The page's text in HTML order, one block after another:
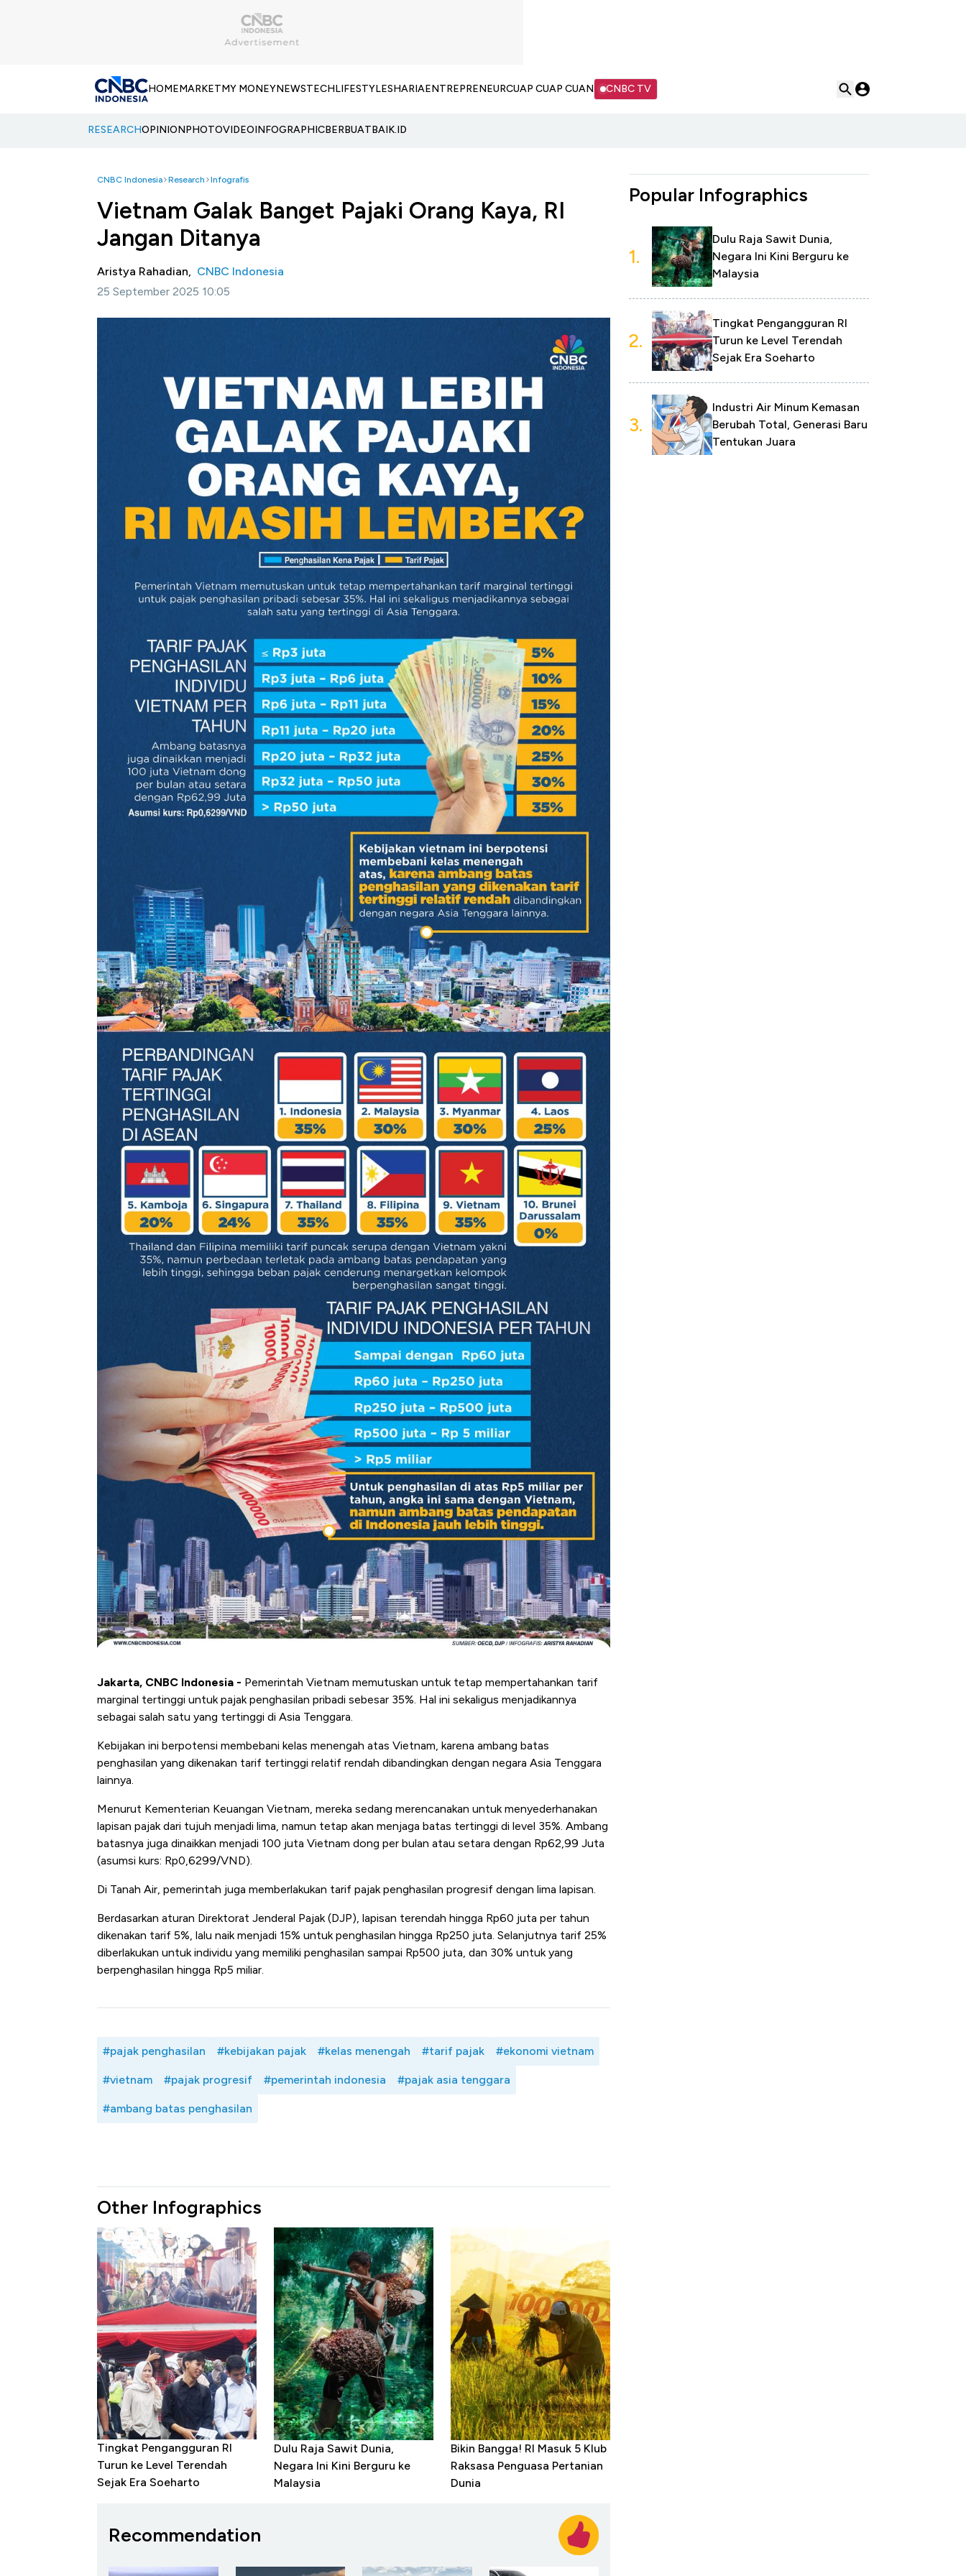
HOMEMARKETMY MONEYNEWSTECHLIFESTYLESHARIAENTREPRENEURCUAP CUAP CUAN CNBC TV
RESEARCHOPINIONPHOTOVIDEOINFOGRAPHICBERBUATBAIK.ID
CNBC Indonesia Research Infografis
Vietnam Galak Banget Pajaki Orang Kaya, RI
Jangan Ditanya
Aristya Rahadian, CNBC Indonesia
25 September 2025 10:05
Jakarta, CNBC Indonesia - Pemerintah Vietnam memutuskan untuk tetap mempertahankan tarif
marginal tertinggi untuk pajak penghasilan pribadi sebesar 35%. Hal ini sekaligus menjadikannya
sebagai salah satu yang tertinggi di Asia Tenggara.
Kebijakan ini berpotensi membebani kelas menengah atas Vietnam, karena ambang batas
penghasilan yang dikenakan tarif tertinggi relatif rendah dibandingkan dengan negara Asia Tenggara
lainnya.
Menurut Kementerian Keuangan Vietnam, mereka sedang merencanakan untuk menyederhanakan
lapisan pajak dari tujuh menjadi lima, namun tetap akan menjaga batas tertinggi di level 35%. Ambang
batasnya juga dinaikkan menjadi 100 juta Vietnam dong per bulan atau setara dengan Rp62,99 Juta
(asumsi kurs: Rp0,6299/VND).
Di Tanah Air, pemerintah juga memberlakukan tarif pajak penghasilan progresif dengan lima lapisan.
Berdasarkan aturan Direktorat Jenderal Pajak (DJP), lapisan terendah hingga Rp60 juta per tahun
dikenakan tarif 5%, lalu naik menjadi 15% untuk penghasilan hingga Rp250 juta. Selanjutnya tarif 25%
diberlakukan untuk individu yang memiliki penghasilan sampai Rp500 juta, dan 30% untuk yang
berpenghasilan hingga Rp5 miliar.
#pajak penghasilan #kebijakan pajak #kelas menengah #tarif pajak #ekonomi vietnam
#vietnam #pajak progresif #pemerintah indonesia #pajak asia tenggara
#ambang batas penghasilan
Other Infographics
Tingkat Pengangguran RI
Turun ke Level Terendah
Sejak Era Soeharto
Dulu Raja Sawit Dunia,
Negara Ini Kini Berguru ke
Malaysia
Bikin Bangga! RI Masuk 5 Klub
Raksasa Penguasa Pertanian
Dunia
Recommendation
Popular Infographics
1.
Dulu Raja Sawit Dunia,
Negara Ini Kini Berguru ke
Malaysia
2.
Tingkat Pengangguran RI
Turun ke Level Terendah
Sejak Era Soeharto
3.
Industri Air Minum Kemasan
Berubah Total, Generasi Baru
Tentukan Juara